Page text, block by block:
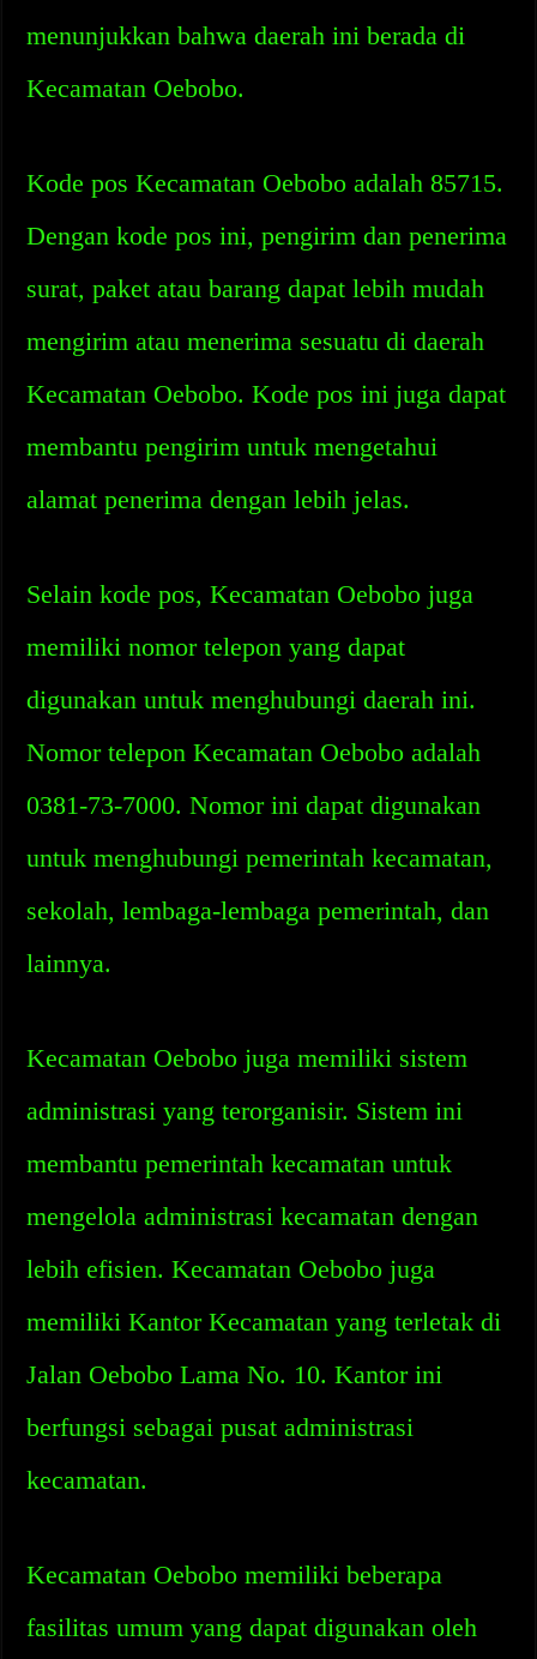
menunjukkan bahwa daerah ini berada di
Kecamatan Oebobo.
Kode pos Kecamatan Oebobo adalah 85715.
Dengan kode pos ini, pengirim dan penerima
surat, paket atau barang dapat lebih mudah
mengirim atau menerima sesuatu di daerah
Kecamatan Oebobo. Kode pos ini juga dapat
membantu pengirim untuk mengetahui
alamat penerima dengan lebih jelas.
Selain kode pos, Kecamatan Oebobo juga
memiliki nomor telepon yang dapat
digunakan untuk menghubungi daerah ini.
Nomor telepon Kecamatan Oebobo adalah
0381-73-7000. Nomor ini dapat digunakan
untuk menghubungi pemerintah kecamatan,
sekolah, lembaga-lembaga pemerintah, dan
lainnya.
Kecamatan Oebobo juga memiliki sistem
administrasi yang terorganisir. Sistem ini
membantu pemerintah kecamatan untuk
mengelola administrasi kecamatan dengan
lebih efisien. Kecamatan Oebobo juga
memiliki Kantor Kecamatan yang terletak di
Jalan Oebobo Lama No. 10. Kantor ini
berfungsi sebagai pusat administrasi
kecamatan.
Kecamatan Oebobo memiliki beberapa
fasilitas umum yang dapat digunakan oleh